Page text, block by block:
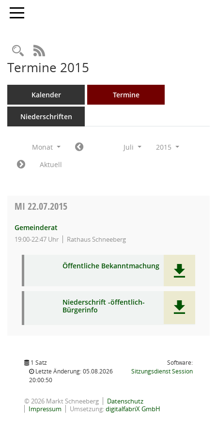
Toggle navigation
Rechercheauswahl
RSS-Feed
Termine 2015
Kalender Termine
Niederschriften
Monat Juli
2015
Aktuell
MI 22.07.2015
Gemeinderat
19:00-22:47 Uhr Rathaus Schneeberg
Öffentliche Bekanntmachung
Niederschrift -öffentlich-
Bürgerinfo
1 Satz
Letzte Änderung: 05.08.2026
20:00:50
Software:
SitzungsdienstSession(Wird in
© 2026 Markt Schneeberg
Datenschutz
Impressum
Umsetzung:digitalfabriX GmbH